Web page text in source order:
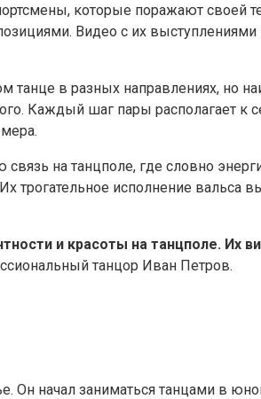
которые поражают своей
Видео с их
в разных направлениях, но
Каждый шаг пары располагает к
на танцполе, где словно
исполнение вальса
и красоты на танцполе. Их
танцор Иван Петров.
начал заниматься танцами в